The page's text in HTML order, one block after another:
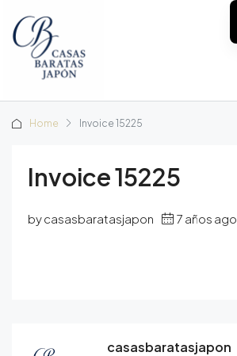
Home Invoice 15225
Invoice 15225
by casasbaratasjapon 7 años ago
casasbaratasjapon